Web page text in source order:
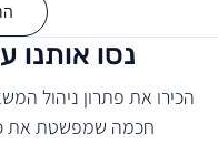
נסו אותנו
הכירו את פתרון ניהול
חכמה שמפשטת את